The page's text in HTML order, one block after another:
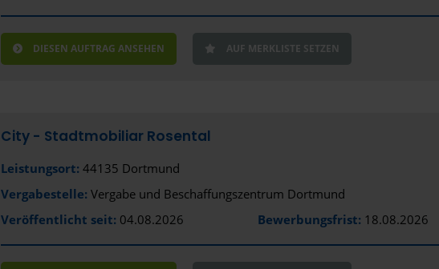
DIESEN AUFTRAG ANSEHEN AUF MERKLISTE SETZEN
City - Stadtmobiliar Rosental
Leistungsort: 44135 Dortmund
Vergabestelle: Vergabe und Beschaffungszentrum Dortmund
Veröffentlicht seit: 04.08.2026 Bewerbungsfrist: 18.08.2026